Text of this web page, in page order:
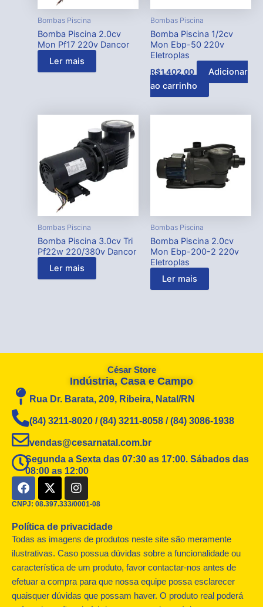
Bombas Piscina
Bomba Piscina 2.0cv
Mon Pf17 220v Dancor
Ler mais
Bombas Piscina
Bomba Piscina 1/2cv
Mon Ebp-50 220v
Eletroplas
R$1.402,00
Adicionar
ao carrinho
Bombas Piscina
Bomba Piscina 3.0cv Tri
Pf22w 220/380v Dancor
Ler mais
Bombas Piscina
Bomba Piscina 2.0cv
Mon Ebp-200-2 220v
Eletroplas
Ler mais
César Store
Indústria, Casa e Campo
Rua Dr. Barata, 209, Ribeira, Natal/RN
(84) 3211-8020 / (84) 3211-8058 / (84) 3086-1938
vendas@cesarnatal.com.br
Segunda a Sexta das 07:30 as 17:00. Sábados das
08:00 as 12:00
F
a
c
b
o
o
k
X
-
t
i
t
t
e
I
n
s
a
g
r
a
CNPJ: 08.397.333/0001-08
Política de privacidade
Todas as imagens de produtos neste site são meramente
ilustrativas. Caso possua dúvidas sobre a funcionalidade ou
característica de um produto, favor contactar-nos antes de
efetuar a compra para que nossa equipe possa esclarecer
quaisquer dúvidas que possam haver. O produto real poderá